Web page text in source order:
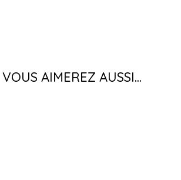
VOUS AIMEREZ AUSSI...